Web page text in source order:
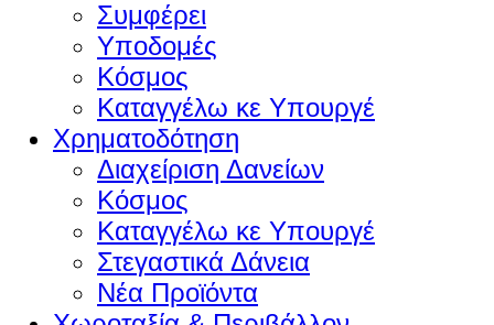
Συμφέρει
Υποδομές
Κόσμος
Καταγγέλω κε Υπουργέ
Χρηματοδότηση
Διαχείριση Δανείων
Κόσμος
Καταγγέλω κε Υπουργέ
Στεγαστικά Δάνεια
Νέα Προϊόντα